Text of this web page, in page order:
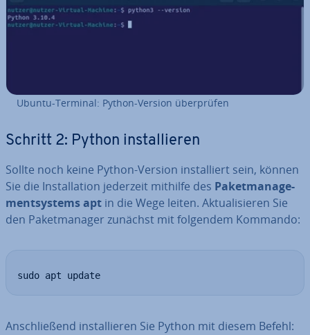
Ubuntu-Terminal: Python-Version über­prü­fen
Schritt 2: Python in­stal­lie­ren
Sollte noch keine Python-Version in­stal­liert sein, können
Sie die In­stal­la­ti­on jederzeit mithilfe des Pa­ket­ma­nage­
ment­sys­tems apt in die Wege leiten. Ak­tua­li­sie­ren Sie
den Pa­ket­ma­na­ger zunächst mit folgendem Kommando:
sudo apt update
An­schlie­ßend in­stal­lie­ren Sie Python mit diesem Befehl: